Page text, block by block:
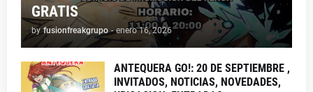
GRATIS
by fusionfreakgrupo - enero 16, 2026
ANTEQUERA GO!: 20 DE SEPTIEMBRE ,
INVITADOS, NOTICIAS, NOVEDADES,